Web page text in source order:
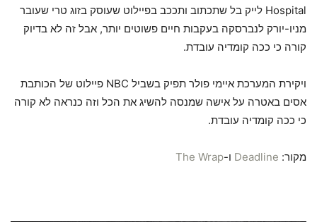
Hospital לייק בל שתכתוב ותככב בפיילוט שעוסק בזוג טרי שעובר
מניו-יורק לנברסקה בעקבות חיים פשוטים יותר, אבל זה לא בדיוק
קורה כי ככה קומדיה עובדת.
ויקירת המערכת איימי פולר תפיק בשביל NBC פיילוט של הכותבת
אסים באטרה על אישה שמנסה להשיג את הכל וזה כנראה לא קורה
כי ככה קומדיה עובדת.
מקור: Deadline ו-The Wrap